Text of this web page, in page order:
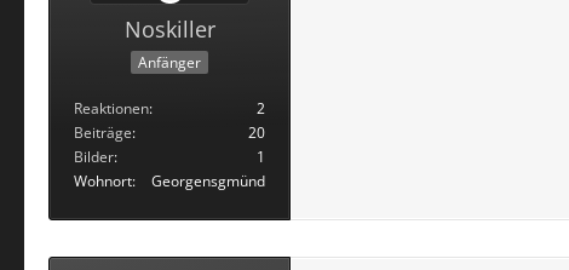
Noskiller
Anfänger
Reaktionen
2
Beiträge
20
Bilder
1
Wohnort
Georgensgmünd